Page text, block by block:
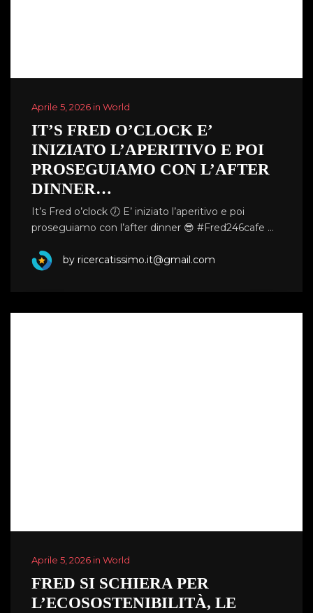
Aprile 5, 2026 in World
IT’S FRED O’CLOCK E’
INIZIATO L’APERITIVO E POI
PROSEGUIAMO CON L’AFTER
DINNER…
It’s Fred o’clock 🕖 E’ iniziato l’aperitivo e poi
proseguiamo con l’after dinner 😎 #Fred246cafe …
by ricercatissimo.it@gmail.com
Aprile 5, 2026 in World
FRED SI SCHIERA PER
L’ECOSOSTENIBILITÀ, LE